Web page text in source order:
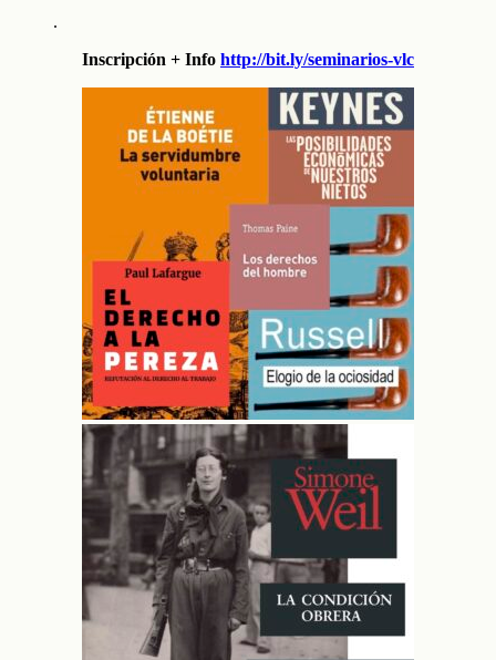
.
Inscripción + Info http://bit.ly/seminarios-vlc